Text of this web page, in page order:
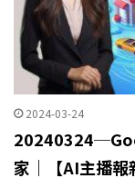
2024-03-24
家｜【AI主播報